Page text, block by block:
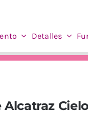
Detalles
Cielo